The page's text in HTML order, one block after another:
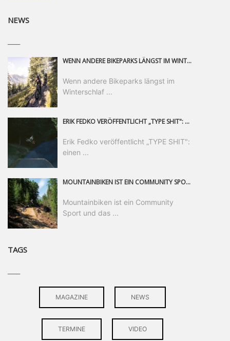
NEWS
WENN ANDERE BIKEPARKS LÄNGST IM WINTERSCHLAF SIND, IST MAN IN SAALFELDEN LEOGANG IMMER NOCH AM MOUNTAINBIKEN. IST DER HERBST DIE SCHÖNSTE ZEIT DES JAHRES? AUF DEN TRAILS RUND UM SAALFELDEN LEOGANG UND IM EPIC BIKEPARK LEOGANG IST ER DAS AUF JEDEN FALL – UND DIE GEFÜHLT DIE LÄNGSTE NOCH DAZU. NOCH BIS MINDESTENS 8. NOVEMBER STEHT DAS PINZGAUER MOUNTAINBIKE-PARADIES ALLEN RIDERN OFFEN, DIE EINFACH NICHT GENUG KRIEGEN KÖNNEN. DABEI HÄLT DIE GOLDENE JAHRESZEIT IN SAALFELDEN LEOGANG WEIT MEHR ALS LINES, TRAILS UND HERBSTPANORAMEN BEREIT: MIT DEM BIKE FESTIVAL, VERSCHIEDENEN LADIES SHRED EVENTS UND EINEM DIE GESAMTE SAISON ANDAUERNDEN PHOTO CONTEST ZUM 25-JÄHRIGEN BIKEPARK-JUBILÄUM GIBT ES RUND UM ÖSTERREICHS ÄLTESTEN BIKEPARK EINIGES ZU ERLEBEN.
Wenn andere Bikeparks längst im
Winterschlaf ...
ERIK FEDKO VERÖFFENTLICHT „TYPE SHIT": EINEN 23-MINÜTIGEN MOUNTAINBIKE-FILM, ÜBER DREI JAHRE RUND UM DIE WELT GEDREHT. ZEITGLEICH LAUNCHT ER DIE GLEICHNAMIGE KOLLEKTION SEINER BRAND TYPE. EIN SEGMENT DES FILMS ERSCHEINT SEPARAT AUF RED BULL BIKE.
Erik Fedko veröffentlicht „TYPE SHIT":
einen ...
MOUNTAINBIKEN IST EIN COMMUNITY SPORT UND DAS BEWEIST SICH IN DER BIKE REPUBLIC SÖLDEN GERADE EINDRUCKSVOLL AUF ALLEN LEVELN. FREERIDE PROFI, SHAPERIN UND FRISCH GEWÄHLTE SWATCH NINES MVP VERO SANDLER IST BEGEISTERT VON DER VIELFALT DER BIKE DESTINATION, DER NEUEN JUMPLINE UND PLÄDIERT FÜR MUT BEI (FRAUEN) COMMUNITIES. VERO UND IHR VERLOBTER SAM HODGES VERBRINGEN MEHRERE MONATE IN DER BIKE REPUBLIC UND LASSEN UNS DARAN TEILHABEN. UM COMMUNITY GEHT ES AUCH BEI DER PARTNERSCHAFT ZWISCHEN SÖLDEN UND DEM NEUEN RIDERS PARK DONOVALY IN DER SLOWAKEI: DER DORTIGE TOURISMUSDIREKTOR JIRI PEC IST ÜBERZEUGT: VON MEHR BIKEPARKS PROFITIERT DIE GANZE MTB-SZENE – UND MIT DOMINIK LINSER, GESCHÄFTSFÜHRER DER BRS, HAT ER DAMIT DEN PERFEKTEN PARTNER GEFUNDEN.
Mountainbiken ist ein Community
Sport und das ...
TAGS
MAGAZINE NEWS
TERMINE VIDEO